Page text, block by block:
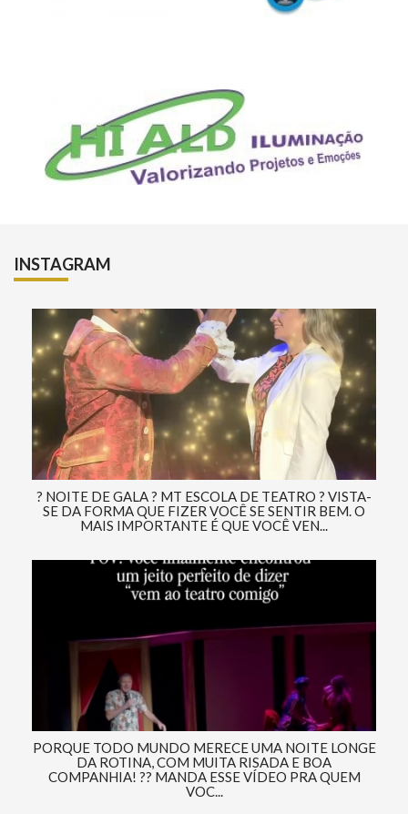
INSTAGRAM
? NOITE DE GALA ? MT ESCOLA DE TEATRO ? VISTA-
SE DA FORMA QUE FIZER VOCÊ SE SENTIR BEM. O
MAIS IMPORTANTE É QUE VOCÊ VEN...
PORQUE TODO MUNDO MERECE UMA NOITE LONGE
DA ROTINA, COM MUITA RISADA E BOA
COMPANHIA! ?? MANDA ESSE VÍDEO PRA QUEM
VOC...